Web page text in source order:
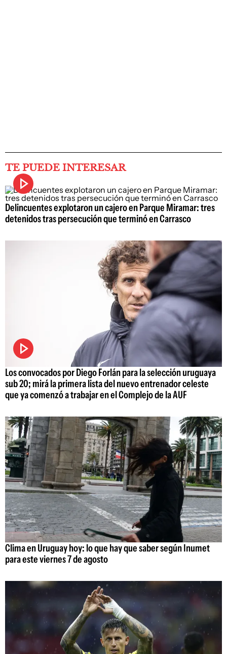
TE PUEDE INTERESAR
Delincuentes explotaron un cajero en Parque Miramar: tres
detenidos tras persecución que terminó en Carrasco
Los convocados por Diego Forlán para la selección uruguaya
sub 20; mirá la primera lista del nuevo entrenador celeste
que ya comenzó a trabajar en el Complejo de la AUF
Clima en Uruguay hoy: lo que hay que saber según Inumet
para este viernes 7 de agosto